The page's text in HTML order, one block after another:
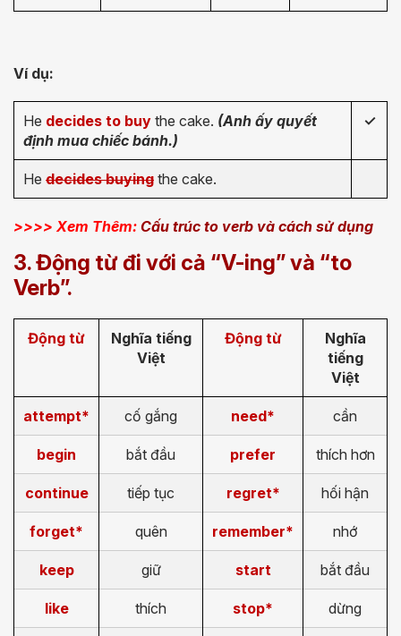
Ví dụ:
He decides to buy the cake. (Anh ấy quyết
định mua chiếc bánh.)
✓
He decides buying the cake.
>>>> Xem Thêm: Cấu trúc to verb và cách sử dụng
3. Động từ đi với cả “V-ing” và “to
Verb”.
Động từ
Nghĩa tiếng
Việt
Động từ
Nghĩa
tiếng
Việt
attempt* cố gắng need* cần
begin bắt đầu prefer thích hơn
continue tiếp tục regret* hối hận
forget* quên remember* nhớ
keep giữ start bắt đầu
like thích stop* dừng